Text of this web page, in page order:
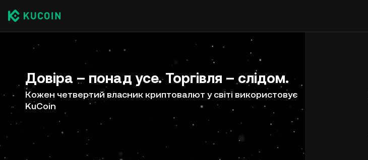
Довіра – понад усе. Торгівля – слідом.
Кожен четвертий власник криптовалют у світі використовує
KuCoin